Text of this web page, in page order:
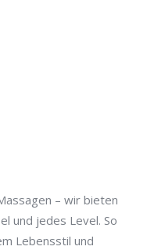
– wir bieten
und jedes Level. So
Lebensstil und